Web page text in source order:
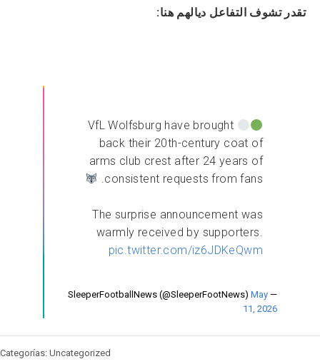
تقدر تشوف التفاعل ديالهم هنا:
VfL Wolfsburg have brought
back their 20th-century coat of
arms club crest after 24 years of
consistent requests from fans.
The surprise announcement was
warmly received by supporters.
pic.twitter.com/iz6JDKeQwm
— SleeperFootballNews (@SleeperFootNews)
May
11, 2026
Categorías: Uncategorized